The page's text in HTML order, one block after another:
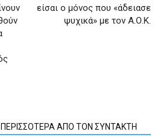
είσαι ο μόνος που «άδειασε
ψυχικά» με τον Α.Ο.Κ.
ΠΕΡΙΣΣΟΤΕΡΑ ΑΠΟ ΤΟΝ ΣΥΝΤΑΚΤΗ